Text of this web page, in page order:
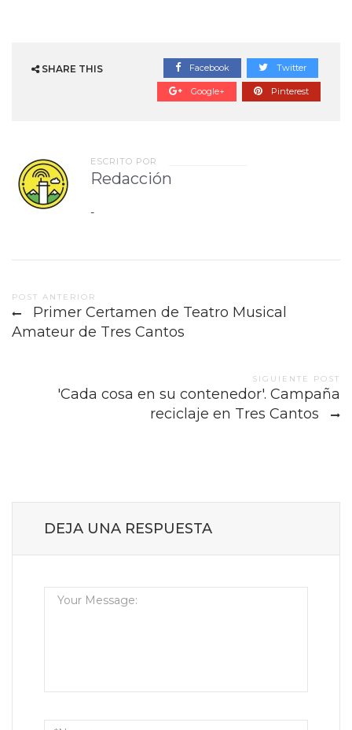
SHARE THIS Facebook Twitter
Google+ Pinterest
ESCRITO POR
Redacción
-
Post
navigation
POST ANTERIOR
Primer Certamen de Teatro Musical
Amateur de Tres Cantos
SIGUIENTE POST
'Cada cosa en su contenedor'. Campaña
reciclaje en Tres Cantos
DEJA UNA RESPUESTA